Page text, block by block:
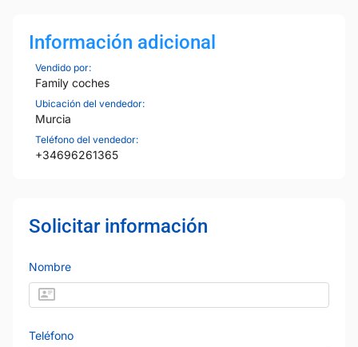
Información adicional
Vendido por:
Family coches
Ubicación del vendedor:
Murcia
Teléfono del vendedor:
+34696261365
Solicitar información
Nombre
Teléfono